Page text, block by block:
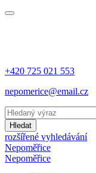
+420 725 021 553
nepomerice@email.cz
Hledat
rozšířené vyhledávání
Nepoměřice
Nepoměřice